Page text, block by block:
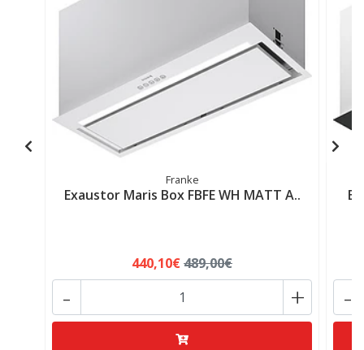
Franke
Exaustor Maris Box FBFE WH MATT A..
440,10€489,00€
+
- -